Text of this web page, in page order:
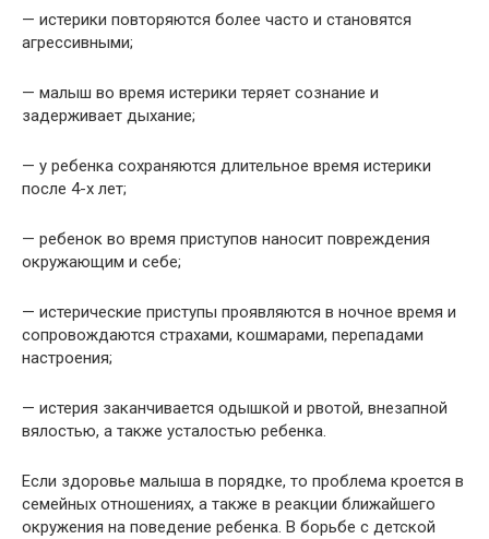
— истерики повторяются более часто и становятся
агрессивными;
— малыш во время истерики теряет сознание и
задерживает дыхание;
— у ребенка сохраняются длительное время истерики
после 4-х лет;
— ребенок во время приступов наносит повреждения
окружающим и себе;
— истерические приступы проявляются в ночное время и
сопровождаются страхами, кошмарами, перепадами
настроения;
— истерия заканчивается одышкой и рвотой, внезапной
вялостью, а также усталостью ребенка.
Если здоровье малыша в порядке, то проблема кроется в
семейных отношениях, а также в реакции ближайшего
окружения на поведение ребенка. В борьбе с детской